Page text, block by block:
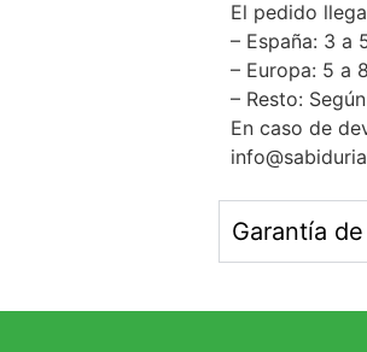
El pedido
– España: 3 a
– Europa: 5 a
– Resto:
En caso de
Garantía